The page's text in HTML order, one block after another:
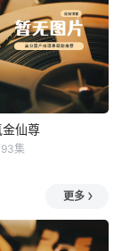
氪金仙尊
金仙尊
集
更多